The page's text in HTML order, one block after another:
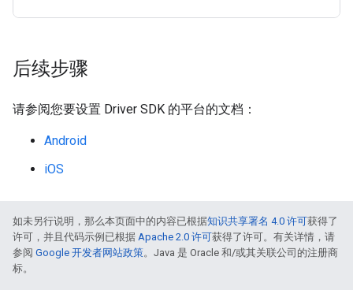
后续步骤
请参阅您要设置 Driver SDK 的平台的文档：
Android
iOS
如未另行说明，那么本页面中的内容已根据知识共享署名 4.0 许可获得了
许可，并且代码示例已根据 Apache 2.0 许可获得了许可。有关详情，请
参阅 Google 开发者网站政策。Java 是 Oracle 和/或其关联公司的注册商
标。